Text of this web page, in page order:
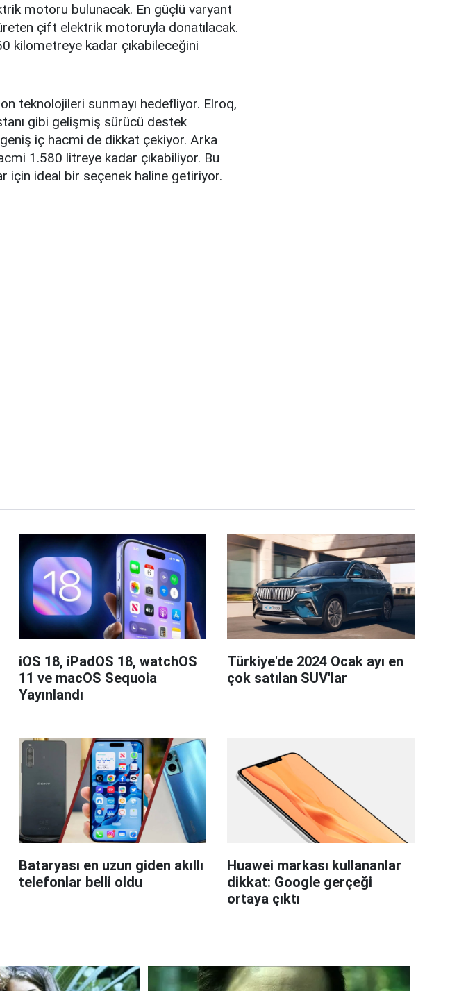
motoru bulunacak. En güçlü varyant
çift elektrik motoruyla donatılacak.
kilometreye kadar çıkabileceğini
teknolojileri sunmayı hedefliyor. Elroq,
gibi gelişmiş sürücü destek
iç hacmi de dikkat çekiyor. Arka
1.580 litreye kadar çıkabiliyor. Bu
için ideal bir seçenek haline getiriyor.
iOS 18, iPadOS 18, watchOS
11 ve macOS Sequoia
Yayınlandı
Türkiye'de 2024 Ocak ayı en
çok satılan SUV'lar
Bataryası en uzun giden akıllı
telefonlar belli oldu
Huawei markası kullananlar
dikkat: Google gerçeği
ortaya çıktı